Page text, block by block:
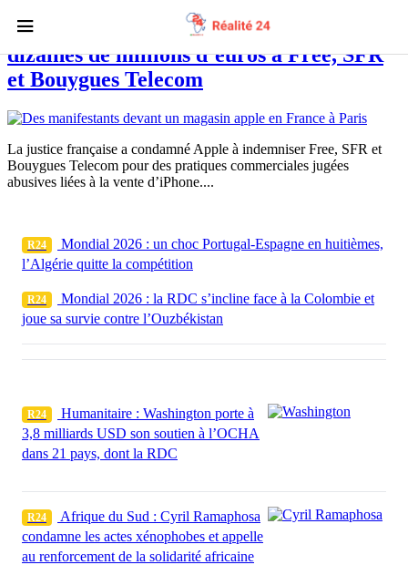
Apple condamnée à verser plusieurs
dizaines de millions d’euros à Free, SFR
et Bouygues Telecom
La justice française a condamné Apple à indemniser Free, SFR et
Bouygues Telecom pour des pratiques commerciales jugées
abusives liées à la vente d’iPhone....
R24
Mondial 2026 : un choc Portugal-Espagne en huitièmes,
l’Algérie quitte la compétition
R24
Mondial 2026 : la RDC s’incline face à la Colombie et
joue sa survie contre l’Ouzbékistan
R24
Humanitaire : Washington porte à
3,8 milliards USD son soutien à l’OCHA
dans 21 pays, dont la RDC
R24
Afrique du Sud : Cyril Ramaphosa
condamne les actes xénophobes et appelle
au renforcement de la solidarité africaine